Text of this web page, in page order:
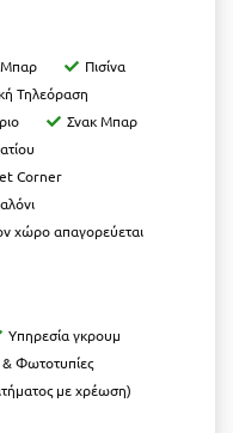
Μπαρ
Πισίνα
Τηλεόραση
Σνακ Μπαρ
Corner
χώρο απαγορεύεται
Υπηρεσία γκρουμ
Φωτοτυπίες
με χρέωση)